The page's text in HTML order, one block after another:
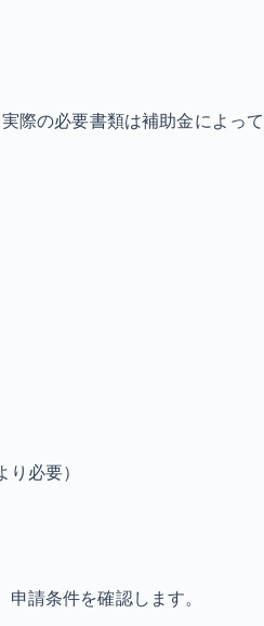
際の必要書類は補助金によっ
り必要）
請条件を確認します。